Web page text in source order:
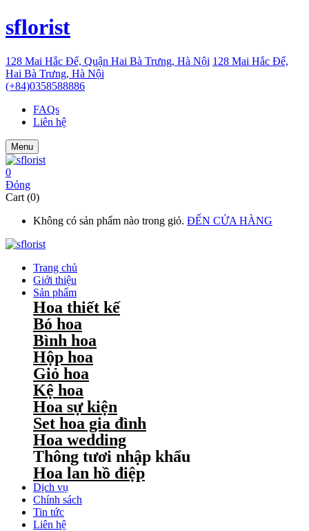
sflorist
128 Mai Hắc Đế, Quận Hai Bà Trưng, Hà Nội 128 Mai Hắc Đế,
Hai Bà Trưng, Hà Nội
(+84)0358588886
FAQs
Liên hệ
Menu
0
Đóng
Cart (0)
Không có sản phẩm nào trong giỏ. ĐẾN CỬA HÀNG
Trang chủ
Giới thiệu
Sản phẩm
Hoa thiết kế
Bó hoa
Bình hoa
Hộp hoa
Giỏ hoa
Kệ hoa
Hoa sự kiện
Set hoa gia đình
Hoa wedding
Thông tươi nhập khẩu
Hoa lan hồ điệp
Dịch vụ
Chính sách
Tin tức
Liên hệ